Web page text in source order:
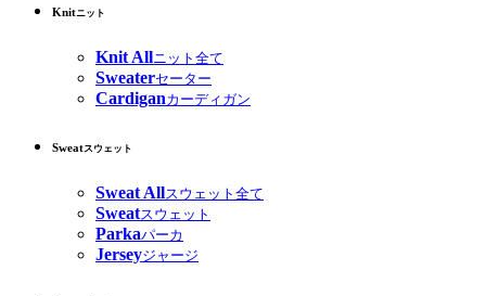
Knitニット
Knit Allニット全て
Sweaterセーター
Cardiganカーディガン
Sweatスウェット
Sweat Allスウェット全て
Sweatスウェット
Parkaパーカ
Jerseyジャージ